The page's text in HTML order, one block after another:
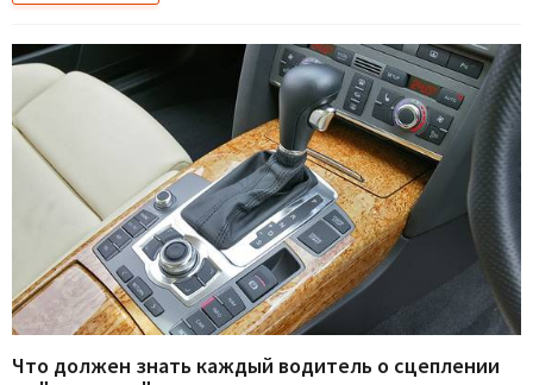
Что должен знать каждый водитель о сцеплении